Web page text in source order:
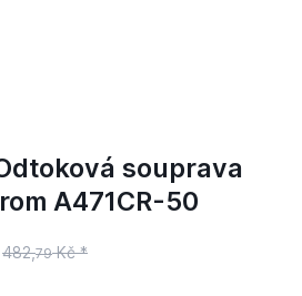
souprava
A471CR-50
482,79Kč *